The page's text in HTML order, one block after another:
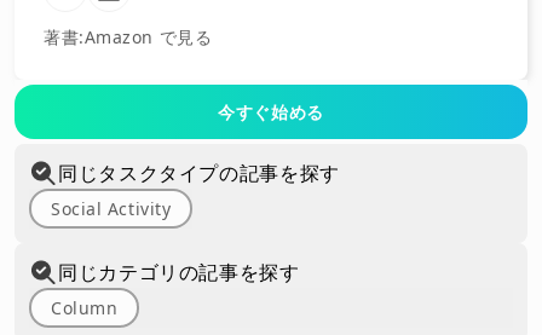
著書:Amazon で見る
今すぐ始める
同じタスクタイプの記事を探す
Social Activity
同じカテゴリの記事を探す
Column